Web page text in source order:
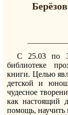
С 25.03 по
библиотеке
книги. Целью
детской и
чудесное
как настоящий
помощь, научить